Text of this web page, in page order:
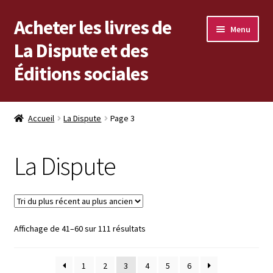
Aller
à
la
navigation
Aller
au
contenu
Acheter les livres de
La Dispute et des
Éditions sociales
Menu
Les livres en vente
Vous cherchez un livre ?
Vers les Éditions sociales
Vers La Dispute
Accueil La Dispute Page 3
La Dispute
Affichage de 41–60 sur 111 résultatsTrié
récent
1 2 3 4 5 6